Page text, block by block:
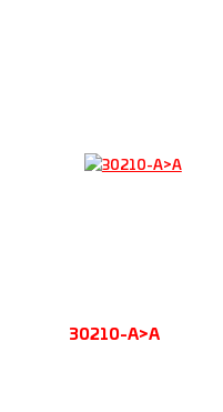
30210-A>A